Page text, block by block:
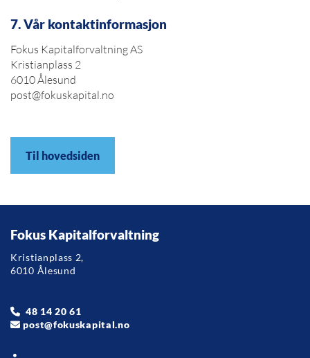
7. Vår kontaktinformasjon
Fokus Kapitalforvaltning AS
Kristianplass 2
6010 Ålesund
post@fokuskapital.no
Til hovedsiden
Fokus Kapitalforvaltning
Kristianplass 2,
6010 Ålesund
 48 14 20 61
 post@fokuskapital.no